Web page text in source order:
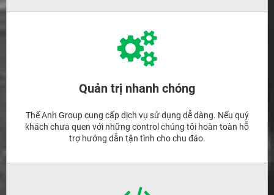
Quản trị nhanh chóng
Thế Anh Group cung cấp dịch vụ sử dụng dễ dàng. Nếu quý
khách chưa quen với những control chúng tôi hoàn toàn hỗ
trợ hướng dẫn tận tình cho chu đáo.